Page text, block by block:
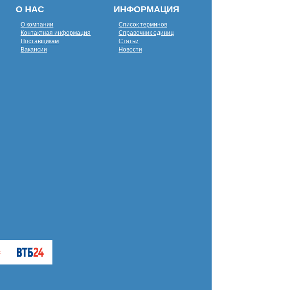
О НАС
О компании
Контактная информация
Поставщикам
Вакансии
ИНФОРМАЦИЯ
Список терминов
Справочник единиц
Статьи
Новости